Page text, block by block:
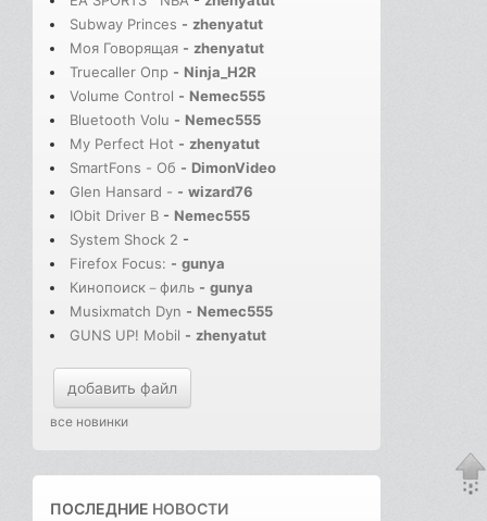
Subway Princes - zhenyatut
Моя Говорящая - zhenyatut
Truecaller Опр - Ninja_H2R
Volume Control - Nemec555
Bluetooth Volu - Nemec555
My Perfect Hot - zhenyatut
SmartFons - Об - DimonVideo
Glen Hansard - - wizard76
IObit Driver B - Nemec555
System Shock 2 -
Firefox Focus: - gunya
Кинопоиск－филь - gunya
Musixmatch Dyn - Nemec555
GUNS UP! Mobil - zhenyatut
добавить файл
все новинки
ПОСЛЕДНИЕ НОВОСТИ